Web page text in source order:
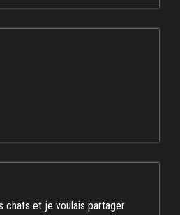
chats et je voulais partager